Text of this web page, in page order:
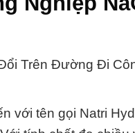
Trên Đường Đi
với tên gọi Natri